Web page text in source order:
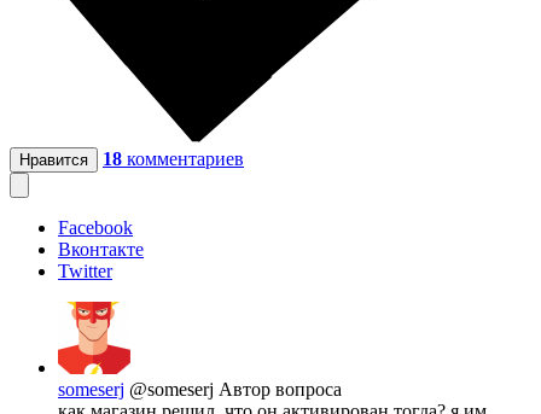
Нравится 18 комментариев
Facebook
Вконтакте
Twitter
someserj @someserj Автор вопроса